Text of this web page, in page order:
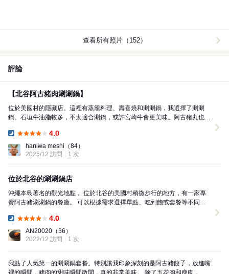
查看所有照片（152）
評論
【北谷阿古豬肉涮涮鍋】
位於美國村的隱藏店。這裡有蒸籠料理、壽喜燒和涮涮鍋，我選擇了涮涮
鍋。石垣牛油脂較多，不太適合涮鍋，或許宮崎牛會更美味。阿古豬丸也相
4.0
haniwa meshi （84）
2025/12 訪問
1 次
位於北谷的涮涮鍋店
沖繩本島著名的觀光地點， 位於北谷的美國村稍微步行的地方，有一家專
賣阿古豬涮涮鍋的餐廳。 可以根據需求選擇單點、吃到飽或套餐等不同的
4.0
AN20020 （36）
2022/12 訪問
1 次
我點了人氣第一的涮涮鍋套餐。特別讓我印象深刻的是阿古豬餃子，放進嘴
裡的瞬間，豬肉的甜味瞬間散開，真的非常美味。 除了五花肉和瘦肉，還